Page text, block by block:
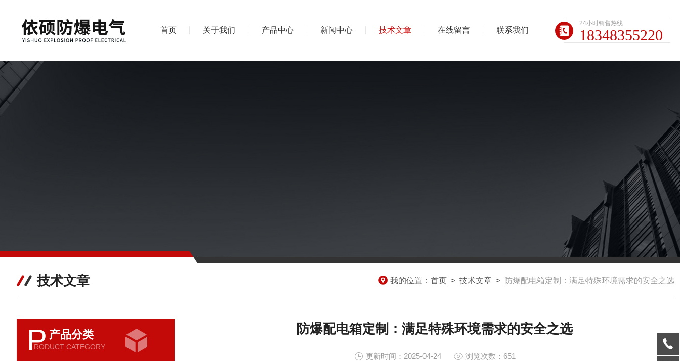
首页 关于我们 产品中心 新闻中心 技术文章 在线留言 联系我们
24小时销售热线
18348355220
技术文章 我的位置： 首页 > 技术文章 > 防爆配电箱定制：满足特殊环境需求的安全之选
P 产品分类
RODUCT CATEGORY
防爆配电箱定制：满足特殊环境需求的安全之选
更新时间：2025-04-24 浏览次数：651